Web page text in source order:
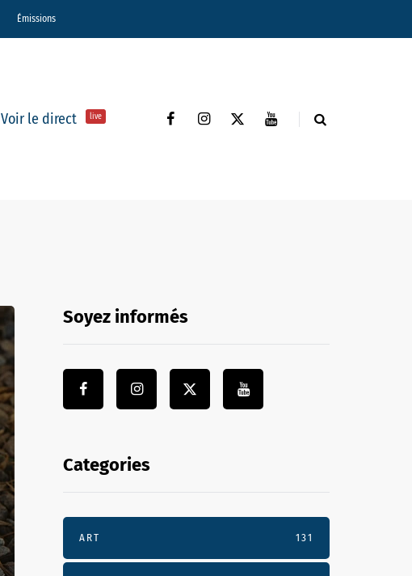
Émissions
Voir le direct live
Soyez informés
Categories
ART 131